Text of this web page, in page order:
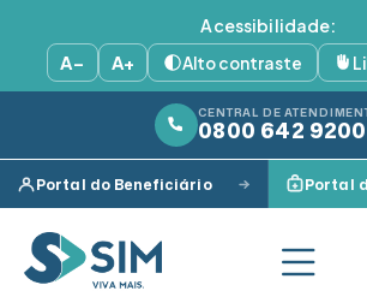
Acessibilidade:
A−
A+ Alto contraste
CENTRAL DE
0800 642 9200
Portal do Beneficiário Portal